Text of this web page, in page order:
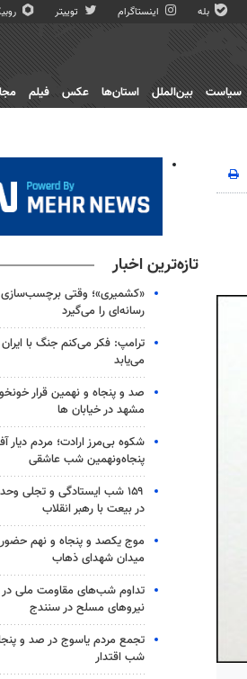
بله اینستاگرام توییتر
سیاست بین‌الملل استان‌ها عکس فیلم
تازه‌ترین اخبار
«کشمیری»؛ وقتی
رسانه‌ای را می‌گیرد
ترامپ: فکر می‌کنم جنگ با
می‌یابد
صد و پنجاه و نهمین قرار
مشهد در خیابان ها
شکوه بی‌مرز ارادت؛ مردم دیار
پنجاه‌ونهمین شب عاشقی
۱۵۹ شب ایستادگی و تجلی
در بیعت با رهبر انقلاب
موج یکصد و پنجاه و نهم
میدان شهدای ذهاب
تداوم شب‌های مقاومت ملی در
نیروهای مسلح در سنندج
تجمع مردم یاسوج در صد و
شب اقتدار